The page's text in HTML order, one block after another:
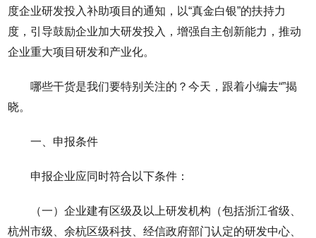
度企业研发投入补助项目的通知，以“真金白银”的扶持力
度，引导鼓励企业加大研发投入，增强自主创新能力，推动
企业重大项目研发和产业化。
哪些干货是我们要特别关注的？今天，跟着小编去“”揭
晓。
一、申报条件
申报企业应同时符合以下条件：
（一）企业建有区级及以上研发机构（包括浙江省级、
杭州市级、余杭区级科技、经信政府部门认定的研发中心、